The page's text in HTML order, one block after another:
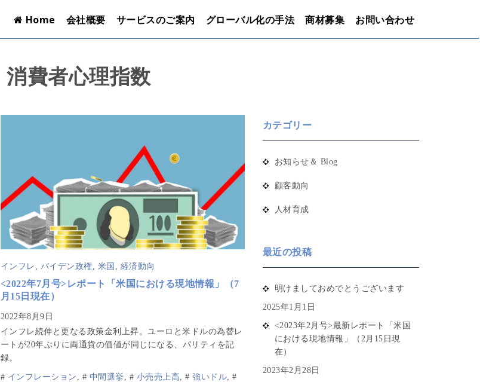
Home 会社概要 サービスのご案内 グローバル化の手法 商材募集 お問い合わせ
消費者心理指数
インフレ , バイデン政権, 米国 , 経済動向
<2022年7月号>レポート「米国における現地情報」（7
月15日現在）
インフレ続伸と更なる政策金利上昇。ユーロと米ドルの為替レ
ートが20年ぶりに両通貨の価値が同じになる、パリティを記
録。
# インフレーション , # 中間選挙 , # 小売売上高, #強いドル, #
カテゴリー
お知らせ＆ Blog
顧客動向
人材育成
最近の投稿
明けましておめでとうございます
2025年1月1日
<2023年2月号>最新レポート「米国
における現地情報」（2月15日現
在）
2023年2月28日